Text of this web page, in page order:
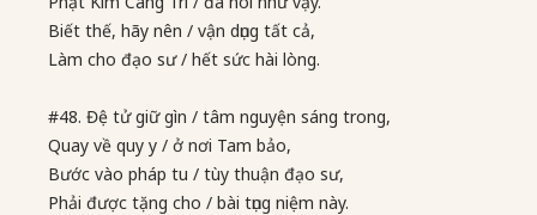
Biết thế, hãy nên / vận dụng tất cả,
Làm cho đạo sư / hết sức hài lòng.
#48. Đệ tử giữ gìn / tâm nguyện sáng trong,
Quay về quy y / ở nơi Tam bảo,
Bước vào pháp tu / tùy thuận đạo sư,
Phải được tặng cho / bài tụng niệm này.